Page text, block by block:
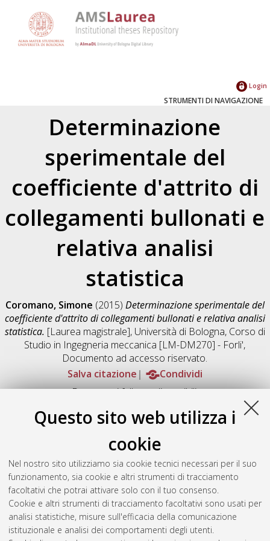
Questo sito web utilizza i
cookie
Nel nostro sito utilizziamo sia cookie tecnici necessari per il suo
funzionamento, sia cookie e altri strumenti di tracciamento
facoltativi che potrai attivare solo con il tuo consenso.
Cookie e altri strumenti di tracciamento facoltativi sono usati per
analisi statistiche, misure sull'efficacia della comunicazione
istituzionale e analisi dei comportamenti degli utenti.
Login
STRUMENTI DI NAVIGAZIONE
Determinazione
sperimentale del
coefficiente d'attrito di
collegamenti bullonati e
relativa analisi
statistica
Coromano, Simone (2015) Determinazione sperimentale del
coefficiente d'attrito di collegamenti bullonati e relativa analisi
statistica. [Laurea magistrale], Università di Bologna, Corso di
Studio in Ingegneria meccanica [LM-DM270] - Forli',
Documento ad accesso riservato.
Salva citazione
Condividi
Documenti full-text disponibili:
Documento PDF
Full-text non accessibile fino al 21 Febbraio 2030.
Contatta l'autore
Abstract
Altri metadati
Gestione del documento: